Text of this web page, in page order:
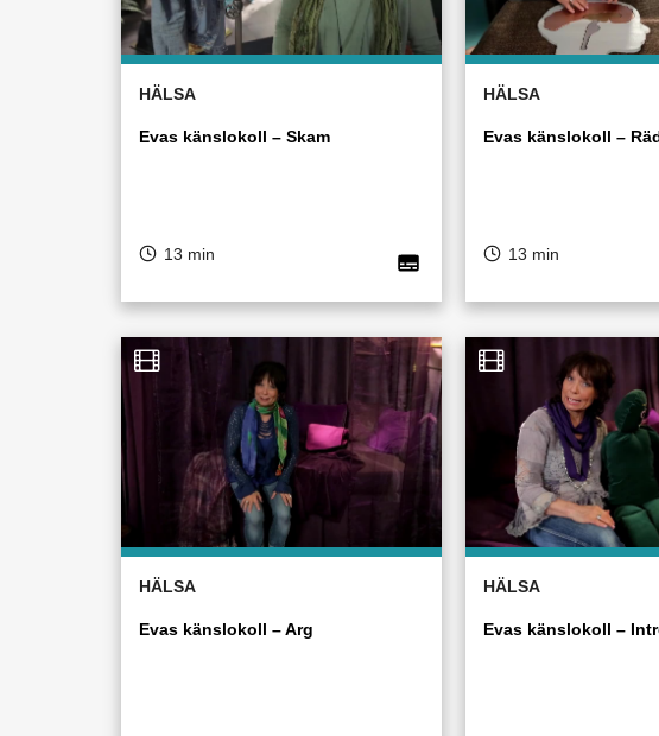
HÄLSA
Evas känslokoll – Skam
13 min
HÄLSA
Evas känslokoll –
13 min
HÄLSA
Evas känslokoll – Arg
HÄLSA
Evas känslokoll –